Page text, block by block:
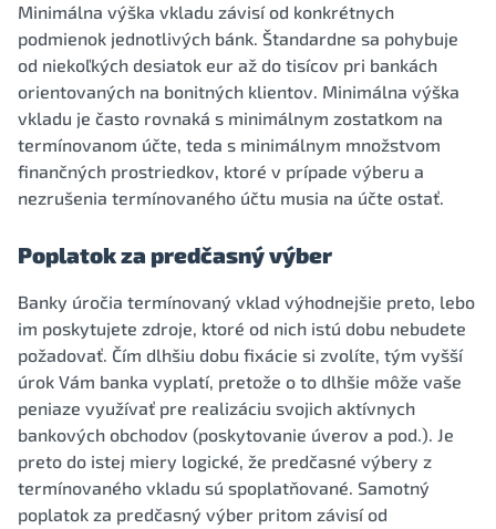
Minimálna výška vkladu závisí od konkrétnych
podmienok jednotlivých bánk. Štandardne sa pohybuje
od niekoľkých desiatok eur až do tisícov pri bankách
orientovaných na bonitných klientov. Minimálna výška
vkladu je často rovnaká s minimálnym zostatkom na
termínovanom účte, teda s minimálnym množstvom
finančných prostriedkov, ktoré v prípade výberu a
nezrušenia termínovaného účtu musia na účte ostať.
Poplatok za predčasný výber
Banky úročia termínovaný vklad výhodnejšie preto, lebo
im poskytujete zdroje, ktoré od nich istú dobu nebudete
požadovať. Čím dlhšiu dobu fixácie si zvolíte, tým vyšší
úrok Vám banka vyplatí, pretože o to dlhšie môže vaše
peniaze využívať pre realizáciu svojich aktívnych
bankových obchodov (poskytovanie úverov a pod.). Je
preto do istej miery logické, že predčasné výbery z
termínovaného vkladu sú spoplatňované. Samotný
poplatok za predčasný výber pritom závisí od